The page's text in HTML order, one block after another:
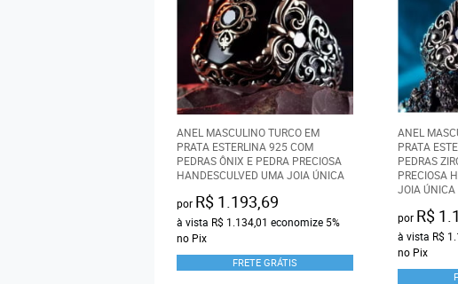
ANEL MASCULINO TURCO EM
PRATA ESTERLINA 925 COM
PEDRAS ÔNIX E PEDRA PRECIOSA
HANDESCULVED UMA JOIA ÚNICA
por R$ 1.193,69
à vista R$ 1.134,01 economize 5%
no Pix
FRETE GRÁTIS
ANEL
PRATA
PEDRAS
PRECIOSA
JOIA ÚNICA .
por R$
à vista R$
no Pix